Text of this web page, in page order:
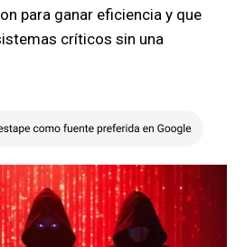
para ganar eficiencia y que
críticos sin una